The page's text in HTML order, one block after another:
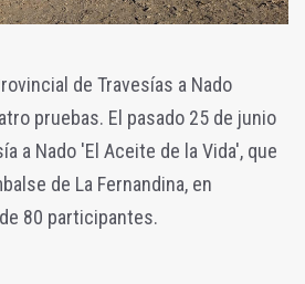
de Travesías a Nado
pruebas. El pasado 25 de junio
a Nado 'El Aceite de la Vida', que
de La Fernandina, en
80 participantes.